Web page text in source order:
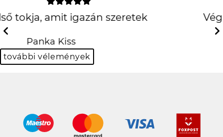
Végre egy használható
oldal
Dalma Kocsis
Previous
további vélemények